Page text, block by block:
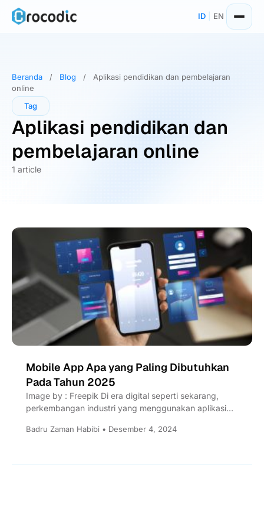
Skip
ID EN
Beranda / Blog /
Aplikasi pendidikan dan pembelajaran
online
Tag
Aplikasi pendidikan dan
pembelajaran online
1 article
Mobile App Apa yang Paling Dibutuhkan
Pada Tahun 2025
Image by : Freepik Di era digital seperti sekarang,
perkembangan industri yang menggunakan aplikasi
Badru Zaman Habibi • Desember 4, 2024